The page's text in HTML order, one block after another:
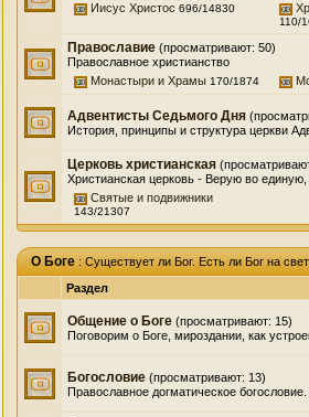
Иисус Христос 696/14830
110/
Православие (просматривают: 50)
Православное христианство
Монастыри и Храмы 170/1874
Адвентисты Седьмого Дня
История, принципы и структура церкви
Церковь христианская
Христианская церковь - Верую во
Святые и подвижники
143/21307
О Боге : Существует ли Бог. Есть ли Бог на
Раздел
Общение о Боге (просматривают: 15)
Поговорим о Боге, мироздании, как
Богословие (просматривают: 13)
Православное догматическое